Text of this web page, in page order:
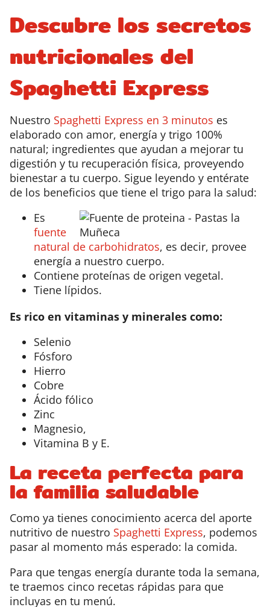
Descubre los secretos
nutricionales del
Spaghetti Express
Nuestro Spaghetti Express en 3 minutos es
elaborado con amor, energía y trigo 100%
natural; ingredientes que ayudan a mejorar tu
digestión y tu recuperación física, proveyendo
bienestar a tu cuerpo. Sigue leyendo y entérate
de los beneficios que tiene el trigo para la salud:
Es
fuente
natural de carbohidratos, es decir, provee
energía a nuestro cuerpo.
Contiene proteínas de origen vegetal.
Tiene lípidos.
Es rico en vitaminas y minerales como:
Selenio
Fósforo
Hierro
Cobre
Ácido fólico
Zinc
Magnesio,
Vitamina B y E.
La receta perfecta para
la familia saludable
Como ya tienes conocimiento acerca del aporte
nutritivo de nuestro Spaghetti Express, podemos
pasar al momento más esperado: la comida.
Para que tengas energía durante toda la semana,
te traemos cinco recetas rápidas para que
incluyas en tu menú.